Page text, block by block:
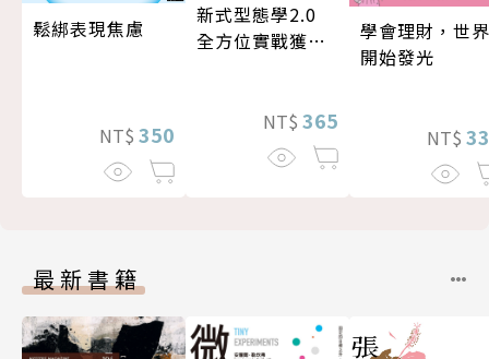
鬆綁表現焦慮
NT$ 350
新式型態學2.0
全方位實戰獲利
NT$ 365
學會理財，世界
開始發光
NT$
最新書籍